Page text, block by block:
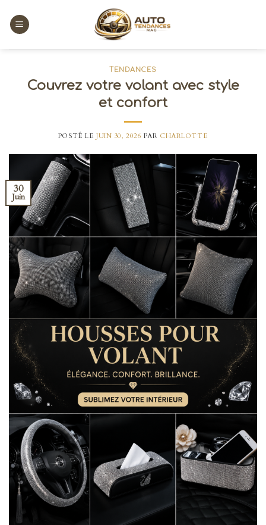
content
TENDANCES
Couvrez votre volant avec style
et confort
POSTÉ LE JUIN 30, 2026 PAR CHARLOTTE
30
Juin